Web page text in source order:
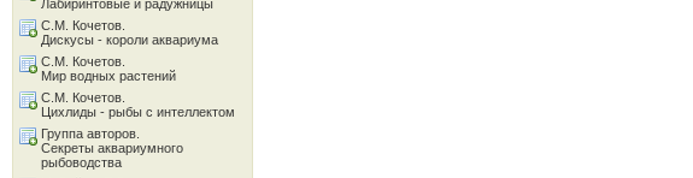
Лабиринтовые и радужницы
С.М. Кочетов.
Дискусы - короли аквариума
С.М. Кочетов.
Мир водных растений
С.М. Кочетов.
Цихлиды - рыбы с интеллектом
Группа авторов.
Секреты аквариумного
рыбоводства